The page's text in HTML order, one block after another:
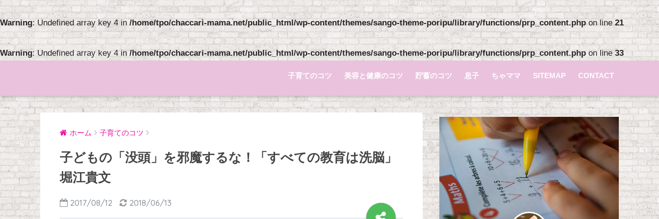
Warning: Undefined array key 4 in/home/tpo/chaccari-mama.net/public_html/wp-content/themes/sango-theme-poripu/library/functions/prp_content.phpon line21
Warning: Undefined array key 4 in/home/tpo/chaccari-mama.net/public_html/wp-content/themes/sango-theme-poripu/library/functions/prp_content.php on line33
子育てのコツ 美容と健康のコツ 貯蓄のコツ 息子 ちゃママ SITEMAP CONTACT
ホーム 子育てのコツ
子どもの「没頭」を邪魔するな！「すべての教育は洗脳」
堀江貴文
2017/08/12 2018/06/13